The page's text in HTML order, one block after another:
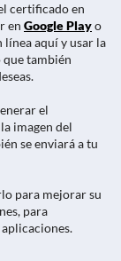
certificado en
en Google Playo
línea aquí y usar la
también
el
imagen del
se enviará a tu
para mejorar su
para